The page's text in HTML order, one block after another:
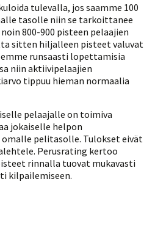
tulevalla, jos saamme 100
tasolle niin se tarkoittanee
800-900 pisteen pelaajien
sitten hiljalleen pisteet valuvat
runsaasti lopettamisia
niin aktiivipelaajien
tippuu hieman normaalia
pelaajalle on toimiva
jokaiselle helpon
pelitasolle. Tulokset eivät
Perusrating kertoo
rinnalla tuovat mukavasti
kilpailemiseen.